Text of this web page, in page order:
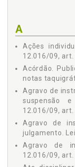
omissivo, p. 43
ART. 6º, p. 44
15 Requisitos
16 Exibição
17
18 Autoridade
coatora, p. 50
20 Denegação
53
21
A
Ações
12.016/09, art.
Acórdão.
notas
Agravo de
suspensão
12.016/09, art.
Agravo de
julgamento.
Agravo de
12.016/09, art.